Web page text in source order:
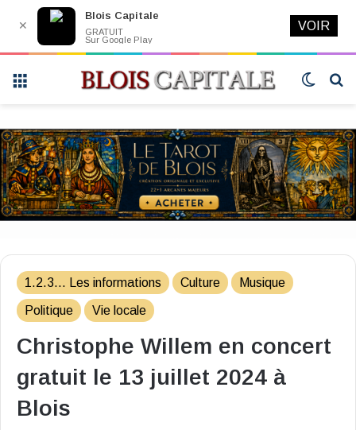
Switch
1.2.3... Les informations Culture Musique
Politique Vie locale
Christophe Willem en concert
gratuit le 13 juillet 2024 à
Blois
✕
Blois Capitale
GRATUIT
Sur Google Play
VOIR